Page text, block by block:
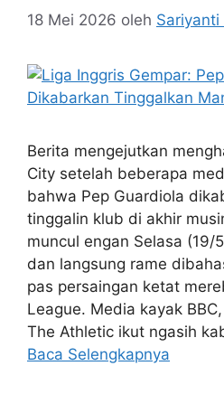
18 Mei 2026 oleh Sariyanti
Berita mengejutkan
City setelah beberapa
bahwa Pep Guardiola
tinggalin klub di akhir
muncul engan Selasa
dan langsung rame
pas persaingan ketat
League. Media kayak
The Athletic ikut ngasih
Baca Selengkapnya